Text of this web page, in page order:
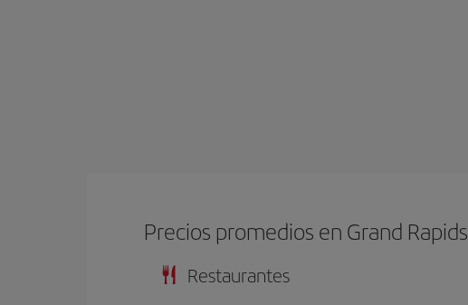
Precios promedios en Grand Rapids
Restaurantes